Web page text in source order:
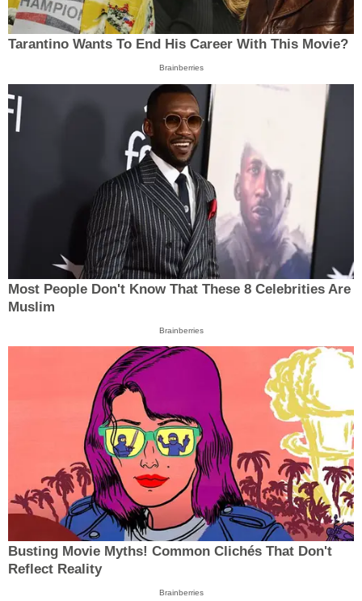
Tarantino Wants To End His Career With This Movie?
Brainberries
Most People Don't Know That These 8 Celebrities Are
Muslim
Brainberries
Busting Movie Myths! Common Clichés That Don't
Reflect Reality
Brainberries